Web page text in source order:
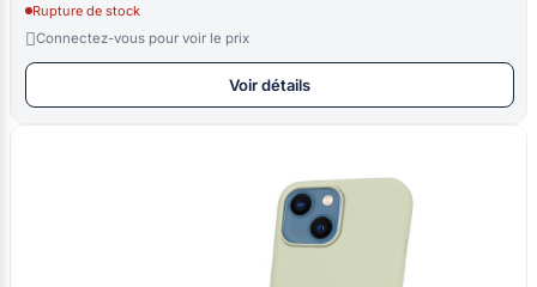
Rupture de stock
Connectez-vous pour voir le prix
Voir détails